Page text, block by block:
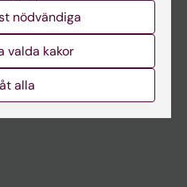
nödvändiga
valda kakor
alla